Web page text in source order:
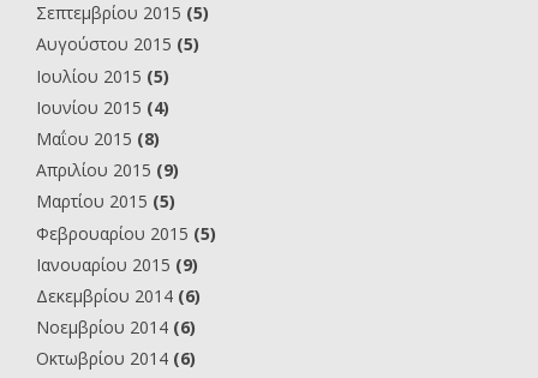
Σεπτεμβρίου 2015 (5)
Αυγούστου 2015 (5)
Ιουλίου 2015 (5)
Ιουνίου 2015 (4)
Μαΐου 2015 (8)
Απριλίου 2015 (9)
Μαρτίου 2015 (5)
Φεβρουαρίου 2015 (5)
Ιανουαρίου 2015 (9)
Δεκεμβρίου 2014 (6)
Νοεμβρίου 2014 (6)
Οκτωβρίου 2014 (6)